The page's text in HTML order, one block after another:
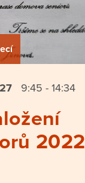
9:45 - 14:34
2022